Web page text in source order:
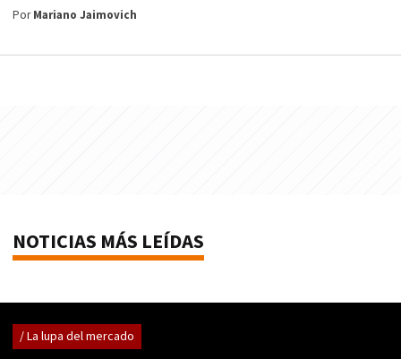
PorMariano Jaimovich
NOTICIAS MÁS LEÍDAS
/ La lupa del mercado